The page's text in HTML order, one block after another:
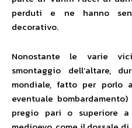
perduti e ne hanno
decorativo.
Nonostante le varie
smontaggio dell’altare,
mondiale, fatto per
eventuale
pregio pari o superiore a